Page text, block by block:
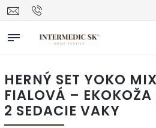
HERNÝ SET YOKO
FIALOVÁ – EKOKOŽA
2 SEDACIE VAKY